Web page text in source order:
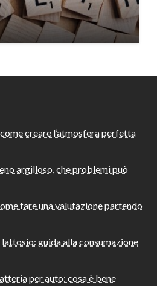
creare l’atmosfera perfetta
argilloso, che problemi può
fare una valutazione partendo
guida alla consumazione
per auto: cosa è bene